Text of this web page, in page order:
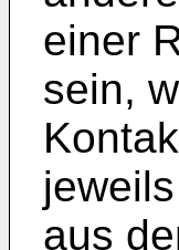
einer
sein,
aus